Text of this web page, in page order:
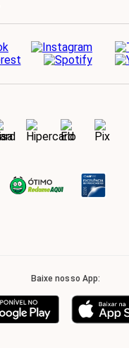
Baixe nosso App: